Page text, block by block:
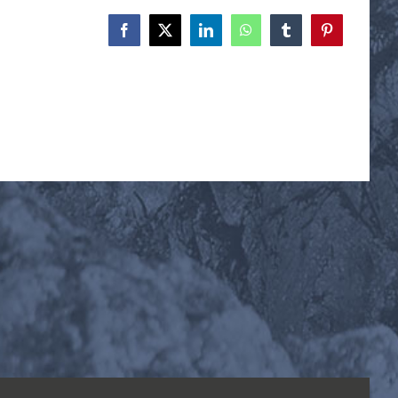
Facebook
X LinkedInWhatsAppTumblrPinterest